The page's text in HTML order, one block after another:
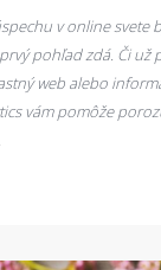
v online svete
pohľad zdá. Či už
web alebo
vám pomôže